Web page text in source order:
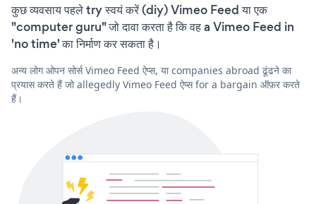
कुछ व्यवसाय पहले try स्वयं करें (diy) Vimeo Feed या एक
"computer guru" जो दावा करता है कि वह a Vimeo Feed in
'no time' का निर्माण कर सकता है।
अन्य लोग ओपन सोर्स Vimeo Feed ऐप्स, या companies abroad ढूंढने का
प्रयास करते हैं जो allegedly Vimeo Feed ऐप्स for a bargain ऑफ़र करते
हैं।